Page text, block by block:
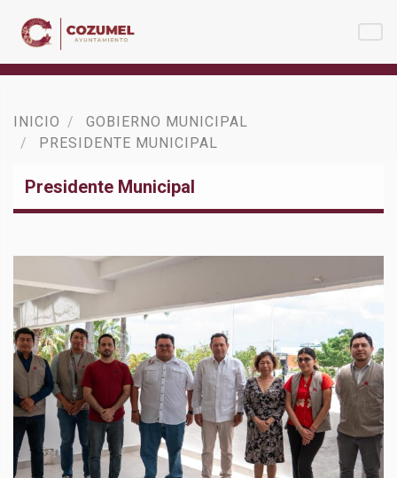
INICIO
GOBIERNO MUNICIPAL
PRESIDENTE MUNICIPAL
Presidente Municipal